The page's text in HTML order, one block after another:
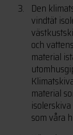
Den
vindtät
och
material
material
som våra